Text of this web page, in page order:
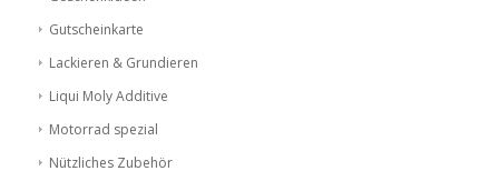
Gutscheinkarte
Lackieren & Grundieren
Liqui Moly Additive
Motorrad spezial
Nützliches Zubehör